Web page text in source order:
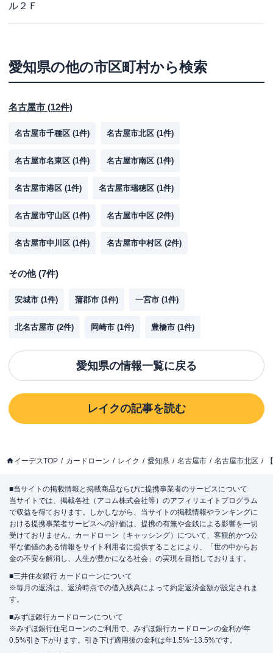
ル２Ｆ
愛知県の他の市区町村から検索
名古屋市 (12件)
名古屋市千種区 (1件) 名古屋市北区 (1件)
名古屋市名東区 (1件) 名古屋市南区 (1件)
名古屋市港区 (1件) 名古屋市瑞穂区 (1件)
名古屋市守山区 (1件) 名古屋市中区 (2件)
名古屋市中川区 (1件) 名古屋市中村区 (2件)
その他(7件)
安城市 (1件) 蒲郡市 (1件) 一宮市 (1件)
北名古屋市 (2件) 岡崎市 (1件) 豊橋市 (1件)
愛知県の情報一覧に戻る
レイクの記事を読む
イーデスTOP カードローン レイク 愛知県 名古屋市 名古屋市北区
■当サイトの掲載情報と掲載商品ならびに提携事業者のサービスについて
当サイトでは、掲載各社（アコム株式会社等）のアフィリエイトプログラム
で収益を得ております。しかしながら、当サイトの掲載情報やランキングに
おける提携事業者サービスへの評価は、提携の有無や金銭による影響を一切
受けておりません。カードローン（キャッシング）について、客観的かつ公
平な価値のある情報をサイト利用者に提供することにより、「世の中からお
金の不安を解消し、人生が豊かになる社会」の実現を目指しております。
■三井住友銀行 カードローンについて
※毎月の返済は、返済時点での借入残高によって約定返済金額が設定されま
す。
■みずほ銀行カードローンについて
※みずほ銀行住宅ローンのご利用で、みずほ銀行カードローンの金利が年
0.5%引き下がります。引き下げ適用後の金利は年1.5%~13.5%です。